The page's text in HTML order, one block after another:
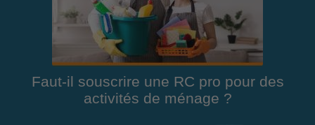
Faut-il souscrire une RC pro pour des
activités de ménage ?